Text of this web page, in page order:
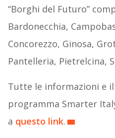
“Borghi del Futuro”
Bardonecchia,
Concorezzo, Ginosa,
Pantelleria, Pietrelcina,
Tutte le informazioni e
programma Smarter
a questo link.